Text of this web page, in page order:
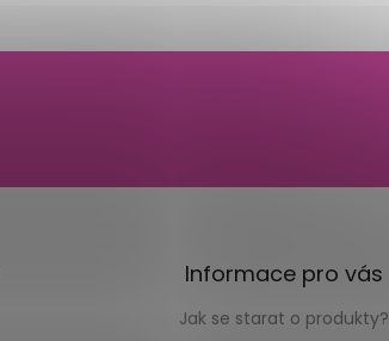
Informace pro vás
Jak se starat o produkty?